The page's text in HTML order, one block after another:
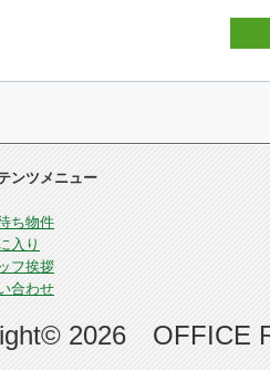
ンツメニュー
ち物件
入り
フ挨拶
合わせ
2026 OFFICE